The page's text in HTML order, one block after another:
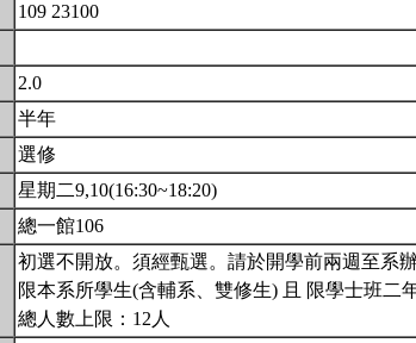
109 23100
2.0
半年
選修
星期二9,10(16:30~18:20)
總一館106
初選不開放。須經甄選。請於開學前兩週至系
限本系所學生(含輔系、雙修生) 且 限學士班二
總人數上限：12人